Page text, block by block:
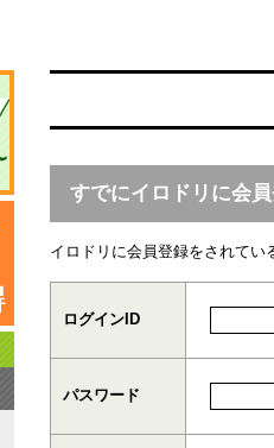
すでにイロドリに会
イロドリに会員登録をされてい
ログインID
パスワード